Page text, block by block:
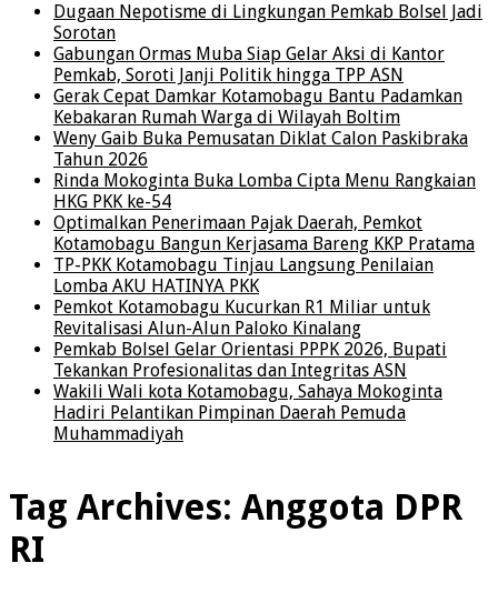
Dugaan Nepotisme di Lingkungan Pemkab Bolsel Jadi
Sorotan
Gabungan Ormas Muba Siap Gelar Aksi di Kantor
Pemkab, Soroti Janji Politik hingga TPP ASN
Gerak Cepat Damkar Kotamobagu Bantu Padamkan
Kebakaran Rumah Warga di Wilayah Boltim
Weny Gaib Buka Pemusatan Diklat Calon Paskibraka
Tahun 2026
Rinda Mokoginta Buka Lomba Cipta Menu Rangkaian
HKG PKK ke-54
Optimalkan Penerimaan Pajak Daerah, Pemkot
Kotamobagu Bangun Kerjasama Bareng KKP Pratama
TP-PKK Kotamobagu Tinjau Langsung Penilaian
Lomba AKU HATINYA PKK
Pemkot Kotamobagu Kucurkan R1 Miliar untuk
Revitalisasi Alun-Alun Paloko Kinalang
Pemkab Bolsel Gelar Orientasi PPPK 2026, Bupati
Tekankan Profesionalitas dan Integritas ASN
Wakili Wali kota Kotamobagu, Sahaya Mokoginta
Hadiri Pelantikan Pimpinan Daerah Pemuda
Muhammadiyah
Tag Archives: Anggota DPR
RI